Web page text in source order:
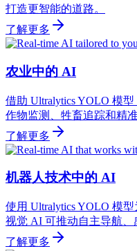
打造更智能的道路。
了解更多
农业中的 AI
借助 Ultralytics YOLO 模
作物监测、牲畜追踪和精
了解更多
机器人技术中的 AI
使用 Ultralytics YOLO 模
视觉 AI 可推动自主导航、
了解更多